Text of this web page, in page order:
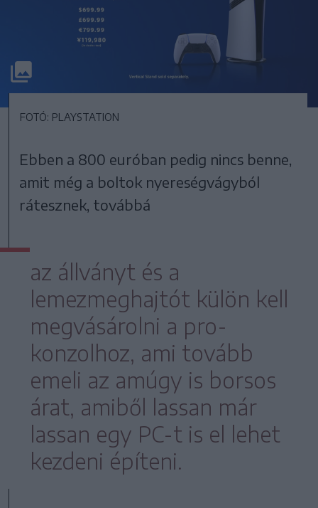
FOTÓ: PLAYSTATION
Ebben a 800 euróban pedig nincs benne,
amit még a boltok nyereségvágyból
rátesznek, továbbá
az állványt és a
lemezmeghajtót külön kell
megvásárolni a pro-
konzolhoz, ami tovább
emeli az amúgy is borsos
árat, amiből lassan már
lassan egy PC-t is el lehet
kezdeni építeni.